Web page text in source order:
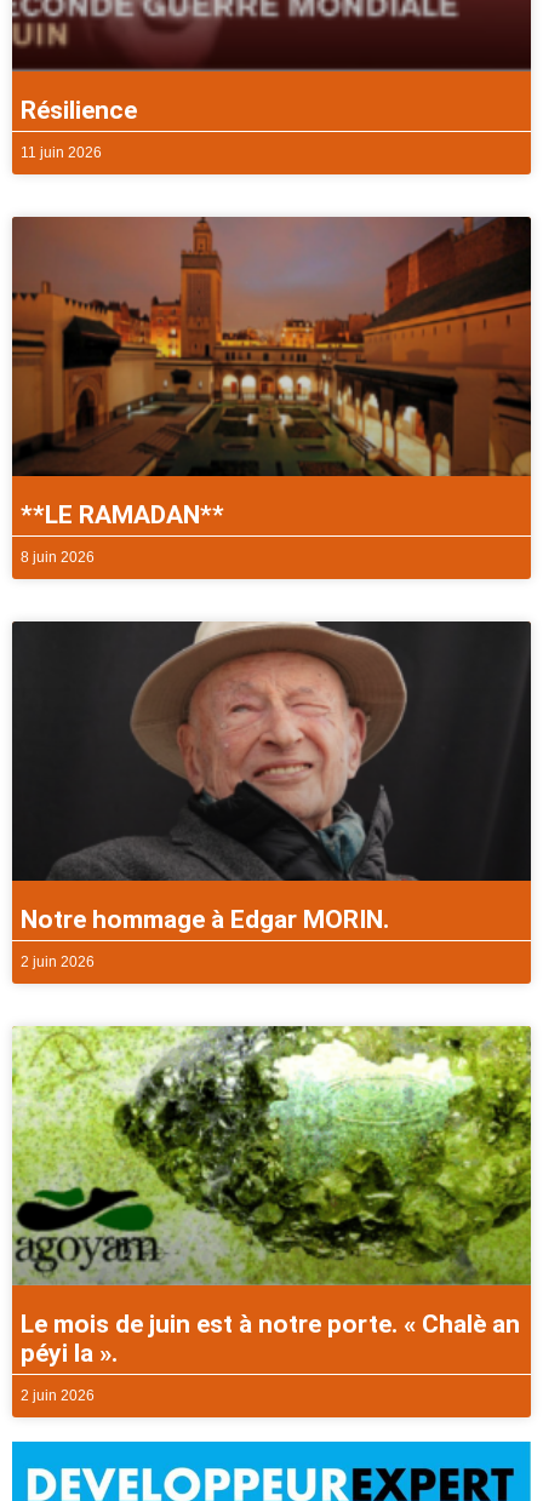
Résilience
11 juin 2026
**LE RAMADAN**
8 juin 2026
Notre hommage à Edgar MORIN.
2 juin 2026
Le mois de juin est à notre porte. « Chalè an
péyi la ».
2 juin 2026